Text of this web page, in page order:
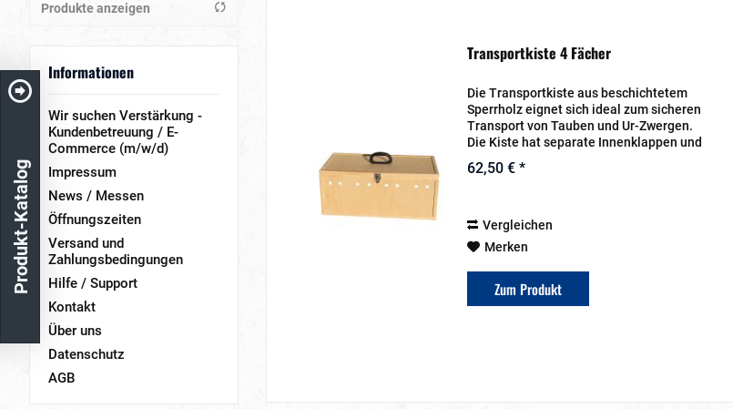
Polmark
& mehr
Produkte anzeigen
Informationen
Wir suchen Verstärkung -
Kundenbetreuung / E-
Commerce (m/w/d)
Impressum
News / Messen
Öffnungszeiten
Versand und
Zahlungsbedingungen
Hilfe / Support
Kontakt
Über uns
Datenschutz
AGB
Transportkiste 4 Fächer
Die Transportkiste aus beschichtetem
Sperrholz eignet sich ideal zum sicheren
Transport von Tauben und Ur-Zwergen.
Die Kiste hat separate Innenklappen und
können herausgenommen werden. Durch
62,50 € *
Vergleichen
Merken
Zum Produkt
Produkt-Katalog